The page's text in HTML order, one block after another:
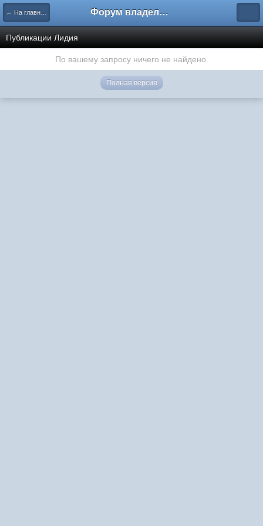
← На главную Форум владельцев интернет-магазинов
Публикации Лидия
По вашему запросу ничего не найдено.
Полная версия